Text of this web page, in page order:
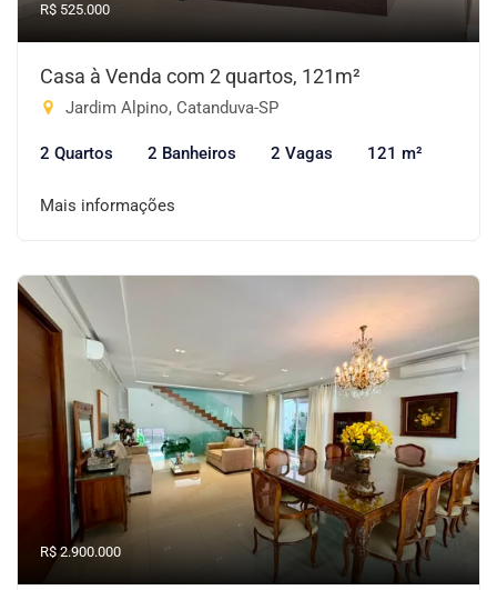
R$ 525.000
Casa à Venda com 2 quartos, 121m²
Jardim Alpino, Catanduva-SP
2 Quartos 2 Banheiros 2 Vagas 121 m²
Mais informações
R$ 2.900.000